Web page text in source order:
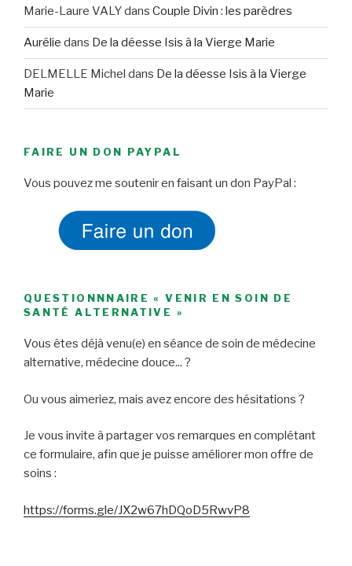
Marie-Laure VALYdans Couple Divin : les parèdres
Aurélie dans De la déesse Isis à la Vierge Marie
DELMELLE Michel dans De la déesse Isis à la Vierge
Marie
FAIRE UN DON PAYPAL
Vous pouvez me soutenir en faisant un don PayPal :
QUESTIONNNAIRE « VENIR EN SOIN DE
SANTÉ ALTERNATIVE »
Vous êtes déjà venu(e) en séance de soin de médecine
alternative, médecine douce... ?
Ou vous aimeriez, mais avez encore des hésitations ?
Je vous invite à partager vos remarques en complétant
ce formulaire, afin que je puisse améliorer mon offre de
soins :
https://forms.gle/JX2w67hDQoD5RwvP8